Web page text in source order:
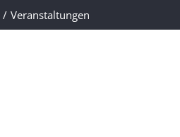
Veranstaltungen